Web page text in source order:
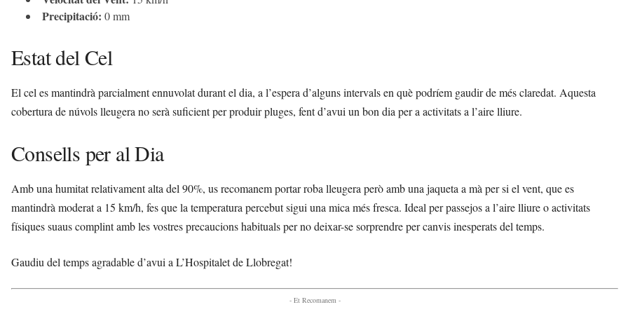
Precipitació: 0 mm
Estat del Cel
El cel es mantindrà parcialment ennuvolat durant el dia, a l’espera d’alguns intervals en què podríem gaudir de més claredat. Aquesta
cobertura de núvols lleugera no serà suficient per produir pluges, fent d’avui un bon dia per a activitats a l’aire lliure.
Consells per al Dia
Amb una humitat relativament alta del 90%, us recomanem portar roba lleugera però amb una jaqueta a mà per si el vent, que es
mantindrà moderat a 15 km/h, fes que la temperatura percebut sigui una mica més fresca. Ideal per passejos a l’aire lliure o activitats
físiques suaus complint amb les vostres precaucions habituals per no deixar-se sorprendre per canvis inesperats del temps.
Gaudiu del temps agradable d’avui a L’Hospitalet de Llobregat!
- Et Recomanem -